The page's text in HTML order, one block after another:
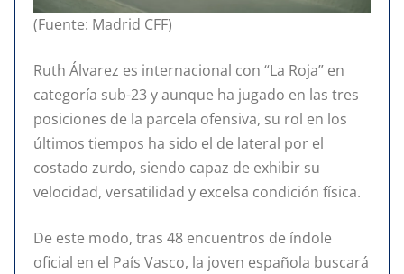
(Fuente: Madrid CFF)
Ruth Álvarez es internacional con “La Roja” en
categoría sub-23 y aunque ha jugado en las tres
posiciones de la parcela ofensiva, su rol en los
últimos tiempos ha sido el de lateral por el
costado zurdo, siendo capaz de exhibir su
velocidad, versatilidad y excelsa condición física.
De este modo, tras 48 encuentros de índole
oficial en el País Vasco, la joven española buscará